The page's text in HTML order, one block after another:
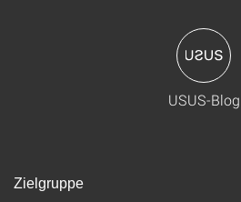
USUS-Blog
Zielgruppe